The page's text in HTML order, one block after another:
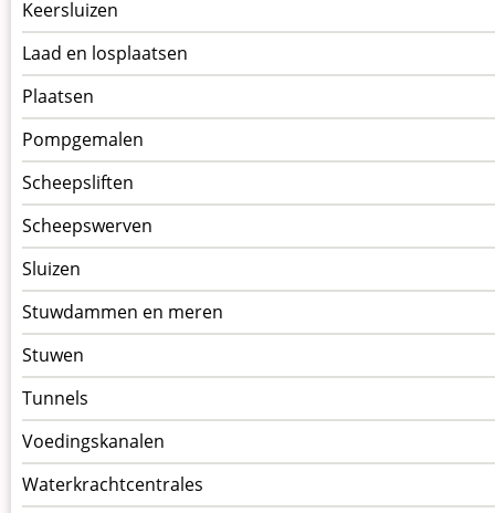
Keersluizen
Laad en losplaatsen
Plaatsen
Pompgemalen
Scheepsliften
Scheepswerven
Sluizen
Stuwdammen en meren
Stuwen
Tunnels
Voedingskanalen
Waterkrachtcentrales